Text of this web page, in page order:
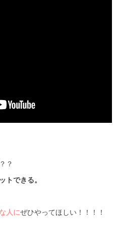
？
トできる。
人にぜひやってほしい！！！！